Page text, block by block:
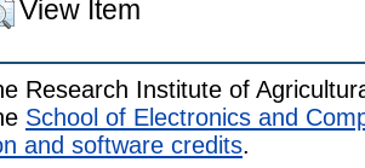
View Item
Research Institute of
School of Electronics and
and software credits.